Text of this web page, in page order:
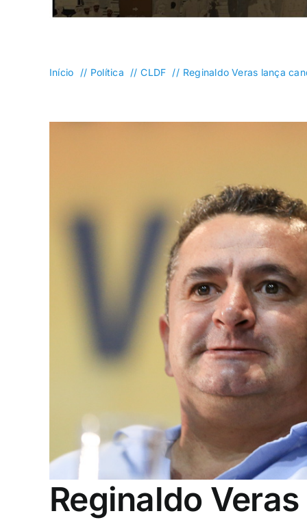
Santa Maria São Sebastião
Sudoeste/Octogonal Taguatinga
Início Política CLDF Reginaldo Veras lança
Reginaldo Veras